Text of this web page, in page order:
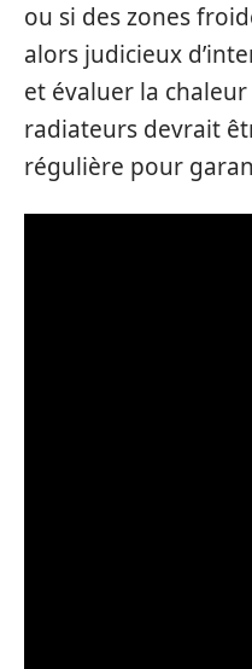
ou si des zones
alors judicieux
et évaluer la
radiateurs devrait
régulière pour